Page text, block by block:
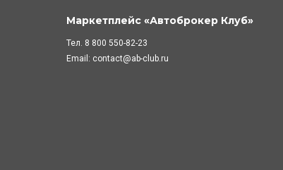
Маркетплейс «Автоброкер Клуб»
Тел. 8 800 550-82-23
Email: contact@ab-club.ru